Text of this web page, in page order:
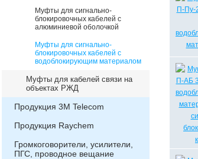
Муфты для сигнально-
блокировочных кабелей с
алюминиевой оболочкой
Муфты для сигнально-
блокировочных кабелей с
водоблокирующим материалом
Муфты для кабелей связи на
объектах РЖД
Продукция 3М Telecom
Продукция Raychem
Громкоговорители, усилители,
ПГС, проводное вещание